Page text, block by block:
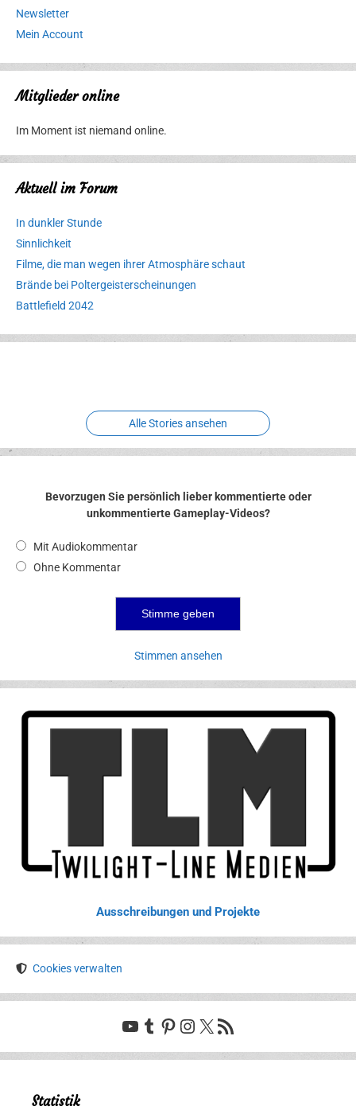
Newsletter
Mein Account
Mitglieder online
Im Moment ist niemand online.
Aktuell im Forum
In dunkler Stunde
Sinnlichkeit
Filme, die man wegen ihrer Atmosphäre schaut
Brände bei Poltergeisterscheinungen
Battlefield 2042
Erlebnispark
Verbotene
Alle Stories ansehen
Bevorzugen Sie persönlich lieber kommentierte oder
unkommentierte Gameplay-Videos?
Mit Audiokommentar
Ohne Kommentar
Stimmen ansehen
Ausschreibungen und Projekte
Cookies verwalten
YouTube
Tumblr
Pinterest
Instagram
X RSS-Feed
Statistik